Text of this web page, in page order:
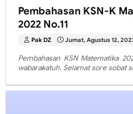
Pembahasan KSN-K
2022 No.11
Pak DZ Jumat, Agustus 12,
Pembahasan KSN Matematika
wabarakatuh. Selamat sore sobat